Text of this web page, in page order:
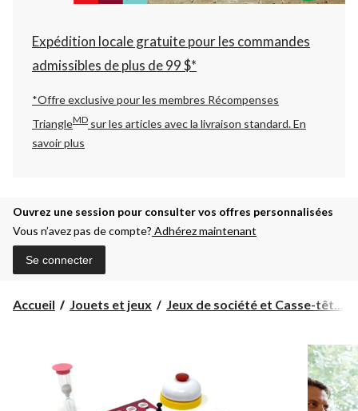
Expédition locale gratuite pour les commandes
admissibles de plus de 99 $*
*Offre exclusive pour les membres Récompenses
TriangleMD sur les articles avec la livraison standard.En
savoir plus
Ouvrez une session pour consulter vos offres personnalisées
Vous n’avez pas de compte? Adhérez maintenant
Se connecter
Accueil Jouets et jeux Jeux de société et Casse-têt...